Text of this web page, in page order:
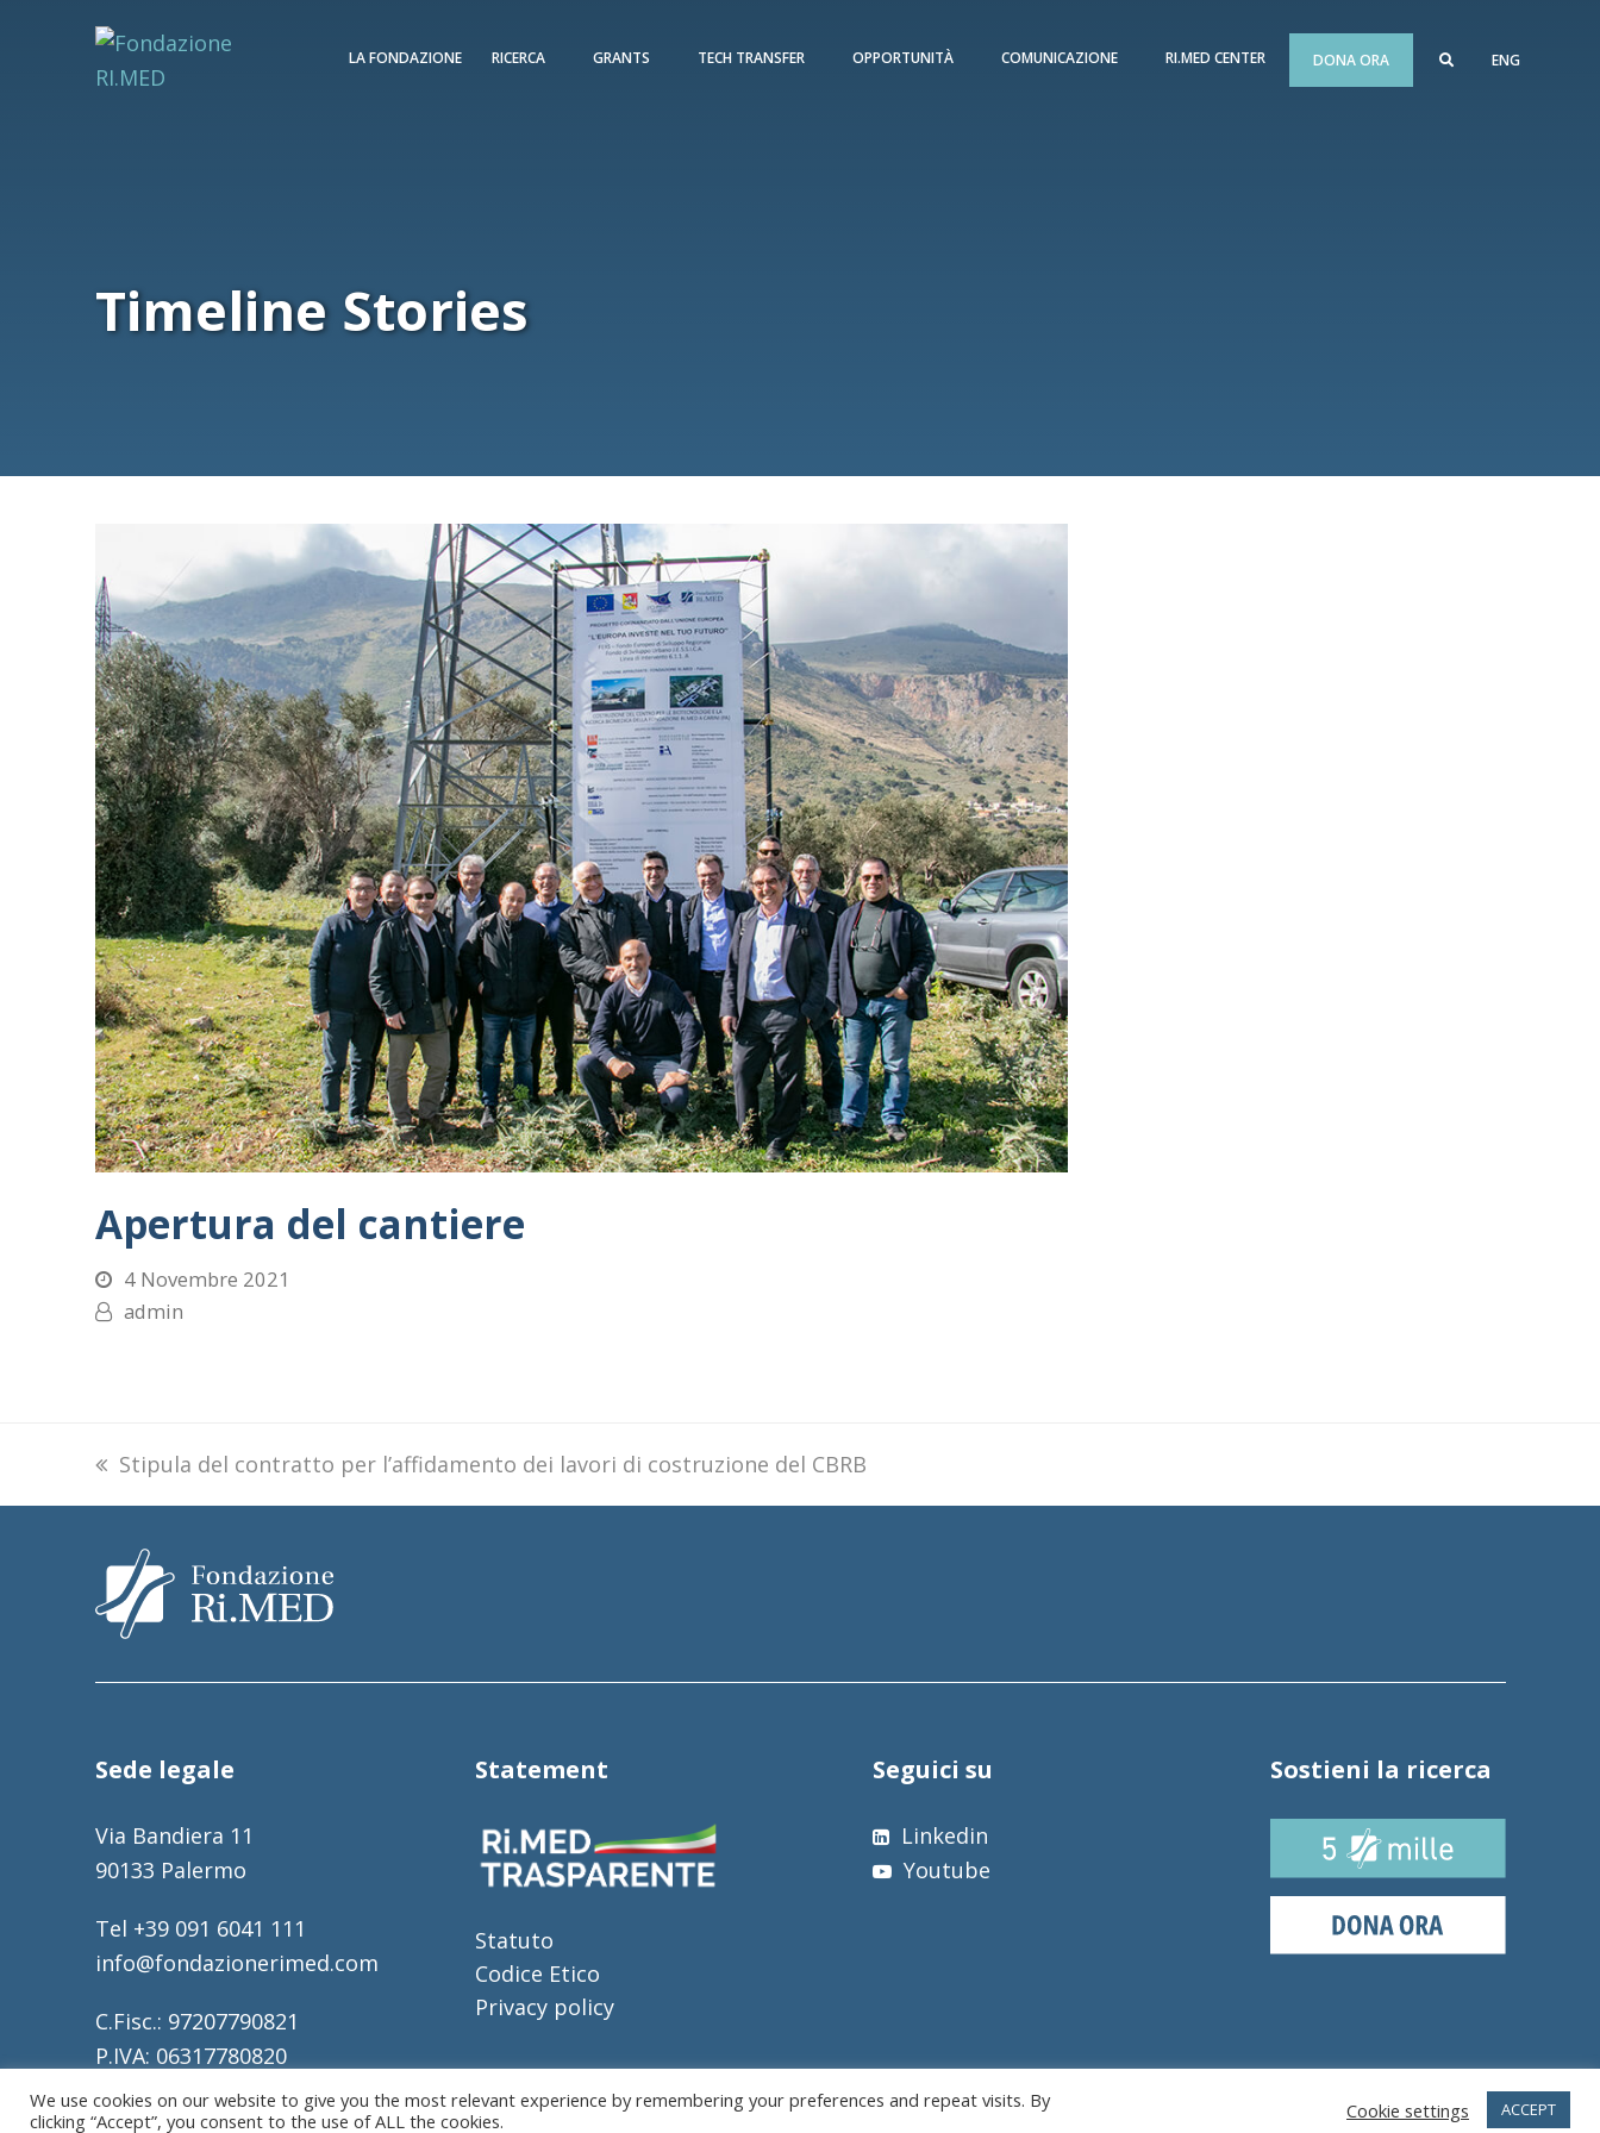
LA FONDAZIONE RICERCA GRANTS TECH TRANSFER OPPORTUNITÀ COMUNICAZIONE RI.MED CENTER DONA ORA ENG
Timeline Stories
Apertura del cantiere
4 Novembre 2021
admin
previous
post:
Stipula del contratto per l’affidamento dei lavori di costruzione del CBRB
Sede legale
Via Bandiera 11
90133 Palermo
Tel +39 091 6041 111
info@fondazionerimed.com
C.Fisc.: 97207790821
P.IVA: 06317780820
REA: 317196
Statement
Statuto
Codice Etico
Privacy policy
Seguici su
Linkedin
Youtube
Sostieni la ricerca
We use cookies on our website to give you the most relevant experience by remembering your preferences and repeat visits. By
clicking “Accept”, you consent to the use of ALL the cookies.
Cookie settings ACCEPT